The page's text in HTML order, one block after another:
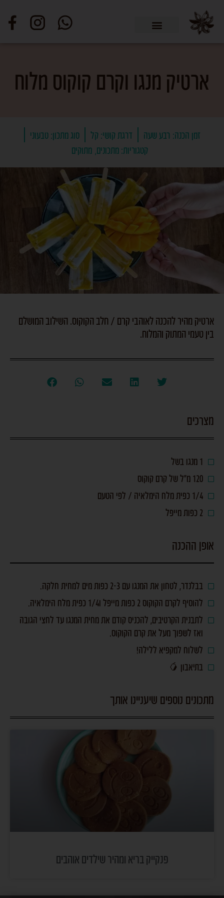
ארטיק מנגו וקרם קוקוס מלוח
זמן הכנה: רבע שעה דרגת קושי: קל סוג מתכון:טבעוני
קטגוריות:מתכונים, מתוקים
ארטיק מהיר להכנה לאוהבי קרם / חלב הקוקוס. השילוב המושלם
בין טעמי המתוק והמלוח.
מצרכים
1 מנגו בשל
120 מ"ל של קרם קוקוס
1/4 כפית מלח הימלאיה / לפי הטעם
2 כפות מייפל
אופן ההכנה
בבלנדר, לטחון את המנגו עם 2-3 כפות מים למחית חלקה.
להוסיף לקרם הקוקוס 2 כפות מייפל ו1/4 כפית מלח הימלאיה.
לתבנית הקרטיבים, להכניס קודם את מחית המנגו עד לחצי הגובה
ואז לשפוך מעל את קרם הקוקוס.
לשלוח למקפיא ללילה!
בתיאבון 🥭
מתכונים נוספים שיעניינו אותך
פנקייק בריא ומהיר שילדים אוהבים